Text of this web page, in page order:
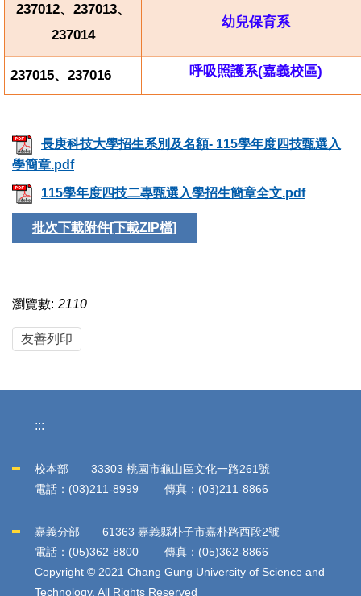
237012、237013、
237014
幼兒保育系
237015、237016 呼吸照護系(嘉義校區)
長庚科技大學招生系別及名額- 115學年度四技甄選入
學簡章.pdf
115學年度四技二專甄選入學招生簡章全文.pdf
批次下載附件[下載ZIP檔]
瀏覽數: 2110
友善列印
:::
校本部 33303 桃園市龜山區文化一路261號
電話：(03)211-8999 傳真：(03)211-8866
嘉義分部 61363 嘉義縣朴子市嘉朴路西段2號
電話：(05)362-8800 傳真：(05)362-8866
Copyright © 2021 Chang Gung University of Science and
Technology. All Rights Reserved